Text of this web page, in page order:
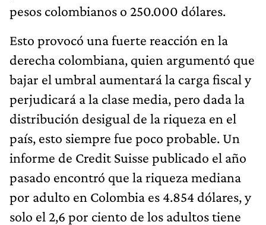
pesos colombianos o 250.000 dólares.
Esto provocó una fuerte reacción en la
derecha colombiana, quien argumentó que
bajar el umbral aumentará la carga fiscal y
perjudicará a la clase media, pero dada la
distribución desigual de la riqueza en el
país, esto siempre fue poco probable. Un
informe de Credit Suisse publicado el año
pasado encontró que la riqueza mediana
por adulto en Colombia es 4.854 dólares, y
solo el 2,6 por ciento de los adultos tiene